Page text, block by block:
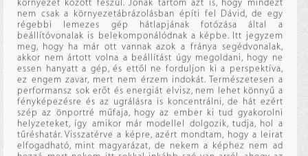
környezet között feszül. Jónak tartom azt is, hogy mindezt
nem csak a környezetábrázolásban építi fel Dávid, de egy
régebbi lemezes gép hátlapjának fotózása által a
beállítóvonalak is belekomponálódnak a képbe. Itt jegyzem
meg, hogy ha már ott vannak azok a fránya segédvonalak,
akkor nem ártott volna a beállítást úgy megoldani, hogy ne
essen hanyatt a gép, és ettől ne forduljon ki a perspektíva,
ez engem zavar, mert nem érzem indokát. Természetesen a
performansz sok erőt és energiát elvisz, nem lehet könnyű a
fényképezésre és az ugrálásra is koncentrálni, de hát ezért
szép az önportré műfaja, hogy az ember ki tud gyakorolni
helyzeteket, így amikor már modellel dolgozik, tudja, hol a
tűréshatár. Visszatérve a képre, azért mondtam, hogy a leirat
elfogadható, mint magyarázat, de nekem a képhez nem ad